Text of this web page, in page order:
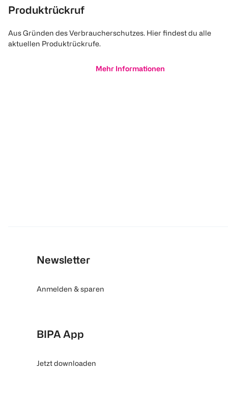
Produktrückruf
Aus Gründen des Verbraucherschutzes. Hier findest du alle
aktuellen Produktrückrufe.
Mehr Informationen
Newsletter
Anmelden & sparen
BIPA App
Jetzt downloaden